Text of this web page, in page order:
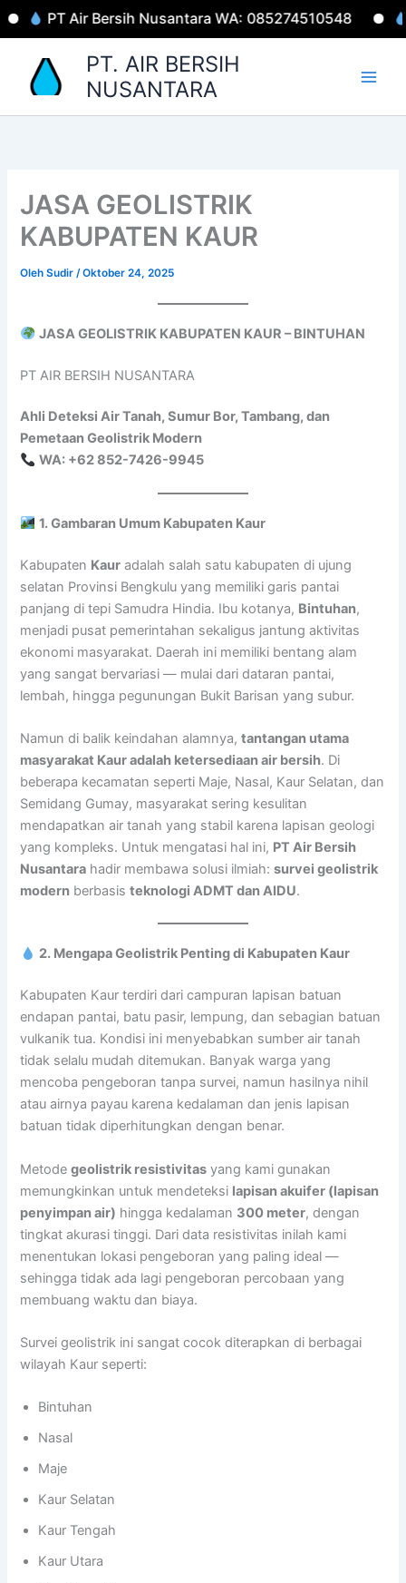
Air Bersih Nusantara WA: 085274510548 Well
Lewati
PT. AIR BERSIH
NUSANTARA
JASA GEOLISTRIK
KABUPATEN KAUR
OlehSudir/Oktober 24, 2025
JASA GEOLISTRIK KABUPATEN KAUR – BINTUHAN
PT AIR BERSIH NUSANTARA
Ahli Deteksi Air Tanah, Sumur Bor, Tambang, dan
Pemetaan Geolistrik Modern
WA: +62 852-7426-9945
1. Gambaran Umum Kabupaten Kaur
Kabupaten Kaur adalah salah satu kabupaten di ujung
selatan Provinsi Bengkulu yang memiliki garis pantai
panjang di tepi Samudra Hindia. Ibu kotanya, Bintuhan,
menjadi pusat pemerintahan sekaligus jantung aktivitas
ekonomi masyarakat. Daerah ini memiliki bentang alam
yang sangat bervariasi — mulai dari dataran pantai,
lembah, hingga pegunungan Bukit Barisan yang subur.
Namun di balik keindahan alamnya,tantangan utama
masyarakat Kaur adalah ketersediaan air bersih. Di
beberapa kecamatan seperti Maje, Nasal, Kaur Selatan, dan
Semidang Gumay, masyarakat sering kesulitan
mendapatkan air tanah yang stabil karena lapisan geologi
yang kompleks. Untuk mengatasi hal ini, PT Air Bersih
Nusantara hadir membawa solusi ilmiah:survei geolistrik
modern berbasisteknologi ADMT dan AIDU.
2. Mengapa Geolistrik Penting di Kabupaten Kaur
Kabupaten Kaur terdiri dari campuran lapisan batuan
endapan pantai, batu pasir, lempung, dan sebagian batuan
vulkanik tua. Kondisi ini menyebabkan sumber air tanah
tidak selalu mudah ditemukan. Banyak warga yang
mencoba pengeboran tanpa survei, namun hasilnya nihil
atau airnya payau karena kedalaman dan jenis lapisan
batuan tidak diperhitungkan dengan benar.
Metodegeolistrik resistivitas yang kami gunakan
memungkinkan untuk mendeteksi lapisan akuifer (lapisan
penyimpan air) hingga kedalaman 300 meter, dengan
tingkat akurasi tinggi. Dari data resistivitas inilah kami
menentukan lokasi pengeboran yang paling ideal —
sehingga tidak ada lagi pengeboran percobaan yang
membuang waktu dan biaya.
Survei geolistrik ini sangat cocok diterapkan di berbagai
wilayah Kaur seperti:
Bintuhan
Nasal
Maje
Kaur Selatan
Kaur Tengah
Kaur Utara